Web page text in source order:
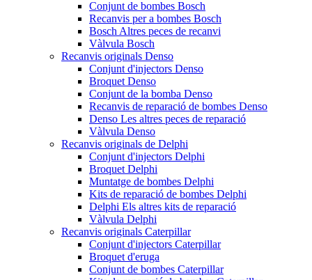
Conjunt de bombes Bosch
Recanvis per a bombes Bosch
Bosch Altres peces de recanvi
Vàlvula Bosch
Recanvis originals Denso
Conjunt d'injectors Denso
Broquet Denso
Conjunt de la bomba Denso
Recanvis de reparació de bombes Denso
Denso Les altres peces de reparació
Vàlvula Denso
Recanvis originals de Delphi
Conjunt d'injectors Delphi
Broquet Delphi
Muntatge de bombes Delphi
Kits de reparació de bombes Delphi
Delphi Els altres kits de reparació
Vàlvula Delphi
Recanvis originals Caterpillar
Conjunt d'injectors Caterpillar
Broquet d'eruga
Conjunt de bombes Caterpillar